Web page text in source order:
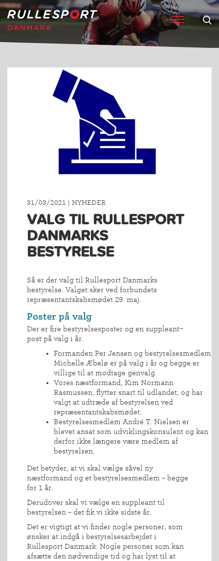
31/03/2021 | NYHEDER
VALG TIL RULLESPORT
DANMARKS
BESTYRELSE
Så er der valg til Rullesport Danmarks
bestyrelse. Valget sker ved forbundets
repræsentantskabsmødet 29. maj.
Poster på valg
Der er fire bestyrelsesposter og en suppleant-
post på valg i år.
Formanden Per Jensen og bestyrelsesmedlem
Michelle Æbelø er på valg i år og begge er
villige til at modtage genvalg.
Vores næstformand, Kim Normann
Rasmussen, flytter snart til udlandet, og har
valgt at udtræde af bestyrelsen ved
repræsentantskabsmødet.
Bestyrelsesmedlem André T. Nielsen er
blevet ansat som udviklingskonsulent og kan
derfor ikke længere være medlem af
bestyrelsen.
Det betyder, at vi skal vælge såvel ny
næstformand og et bestyrelsesmedlem – begge
for 1 år.
Derudover skal vi vælge en suppleant til
bestyrelsen – det fik vi ikke sidste år.
Det er vigtigt at vi finder nogle personer, som
ønsker at indgå i bestyrelsesarbejdet i
Rullesport Danmark. Nogle personer som kan
afsætte den nødvendige tid og har lyst til at